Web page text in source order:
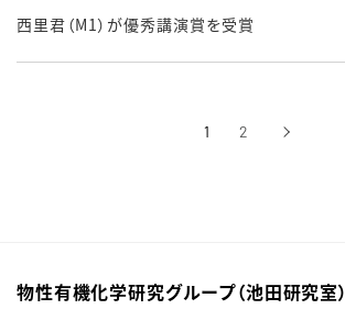
西里君（M1）が優秀講演賞を受賞
1 2 ›次へ
物性有機化学研究グループ（池田研究室）